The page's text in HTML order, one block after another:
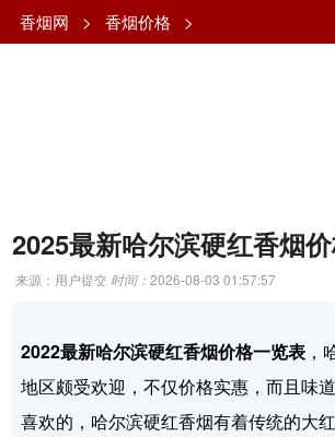
香烟网 > 香烟价格 >
2025最新哈尔滨硬红香烟
来源：用户提交 时间：2026-08-03 01:57:57
2022最新哈尔滨硬红香烟价格一览表 ，
地区颇受欢迎，不仅价格实惠，而且味
喜欢的，哈尔滨硬红香烟有着传统的大